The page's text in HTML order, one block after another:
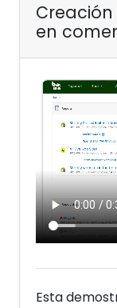
en
Esta